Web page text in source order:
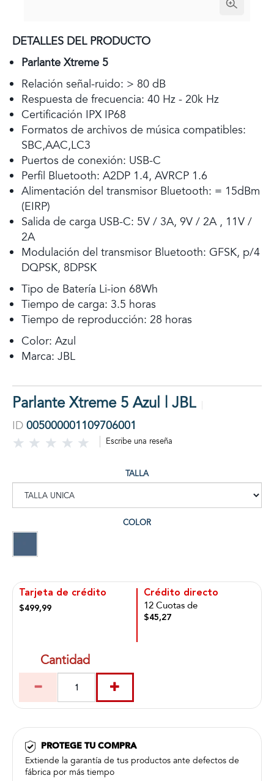
DETALLES DEL PRODUCTO
Parlante Xtreme 5
Relación señal-ruido: > 80 dB
Respuesta de frecuencia: 40 Hz - 20k Hz
Certificación IPX IP68
Formatos de archivos de música compatibles:
SBC,AAC,LC3
Puertos de conexión: USB-C
Perfil Bluetooth: A2DP 1.4, AVRCP 1.6
Alimentación del transmisor Bluetooth: = 15dBm
(EIRP)
Salida de carga USB-C: 5V / 3A, 9V / 2A , 11V /
2A
Modulación del transmisor Bluetooth: GFSK, p/4
DQPSK, 8DPSK
Tipo de Batería Li-ion 68Wh
Tiempo de carga: 3.5 horas
Tiempo de reproducción: 28 horas
Color: Azul
Marca: JBL
Parlante Xtreme 5 Azul | JBL
ID 005000001109706001
Escribe una reseña
TALLA
COLOR
Tarjeta de crédito
$499,99
Crédito directo
12 Cuotas de
$45,27
Cantidad
PROTEGE TU COMPRA
Extiende la garantía de tus productos ante defectos de
fábrica por más tiempo